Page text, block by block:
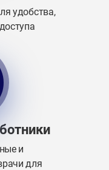
удобства,
и
для